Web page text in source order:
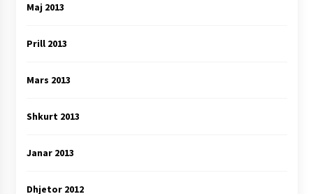
Maj 2013
Prill 2013
Mars 2013
Shkurt 2013
Janar 2013
Dhjetor 2012